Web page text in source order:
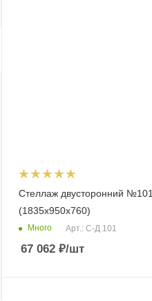
Стеллаж двусторонний №101
(1835х950х760)
Много Арт.: С-Д 101
67 062 ₽/шт